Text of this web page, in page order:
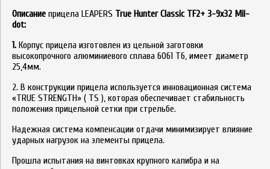
Описание прицела LEAPERS True Hunter Classic TF2+ 3-9x32 Mil-
dot:
1. Корпус прицела изготовлен из цельной заготовки
высокопрочного алюминиевого сплава 6061 Т6, имеет диаметр
25,4мм.
2. В конструкции прицела используется инновационная система
«TRUE STRENGTH» ( TS ), которая обеспечивает стабильность
положения прицельной сетки при стрельбе.
Надежная система компенсации отдачи минимизирует влияние
ударных нагрузок на элементы прицела.
Прошла испытания на винтовках крупного калибра и на